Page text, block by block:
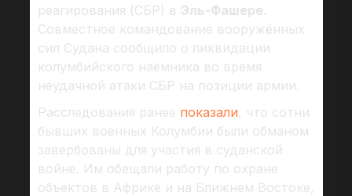
реагирования (СБР) в Эль-Фашере.
Совместное командование вооружённых
сил Судана сообщило о ликвидации
колумбийского наёмника во время
неудачной атаки СБР на позиции армии.
Расследования ранее показали, что сотни
бывших военных Колумбии были обманом
завербованы для участия в суданской
войне. Им обещали работу по охране
объектов в Африке и на Ближнем Востоке,